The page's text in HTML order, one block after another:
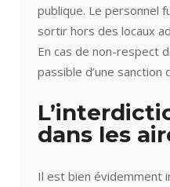
publique. Le personnel
sortir hors des locaux
En cas de non-respect
passible d’une sanction
dans les
Il est bien évidemment